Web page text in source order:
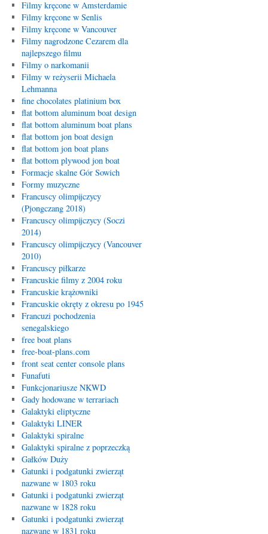
Filmy kręcone w Amsterdamie
Filmy kręcone w Senlis
Filmy kręcone w Vancouver
Filmy nagrodzone Cezarem dla
najlepszego filmu
Filmy o narkomanii
Filmy w reżyserii Michaela
Lehmanna
fine chocolates platinium box
flat bottom aluminum boat design
flat bottom aluminum boat plans
flat bottom jon boat design
flat bottom jon boat plans
flat bottom plywood jon boat
Formacje skalne Gór Sowich
Formy muzyczne
Francuscy olimpijczycy
(Pjongczang 2018)
Francuscy olimpijczycy (Soczi
2014)
Francuscy olimpijczycy (Vancouver
2010)
Francuscy piłkarze
Francuskie filmy z 2004 roku
Francuskie krążowniki
Francuskie okręty z okresu po 1945
Francuzi pochodzenia
senegalskiego
free boat plans
free-boat-plans.com
front seat center console plans
Funafuti
Funkcjonariusze NKWD
Gady hodowane w terrariach
Galaktyki eliptyczne
Galaktyki LINER
Galaktyki spiralne
Galaktyki spiralne z poprzeczką
Gałków Duży
Gatunki i podgatunki zwierząt
nazwane w 1803 roku
Gatunki i podgatunki zwierząt
nazwane w 1828 roku
Gatunki i podgatunki zwierząt
nazwane w 1831 roku